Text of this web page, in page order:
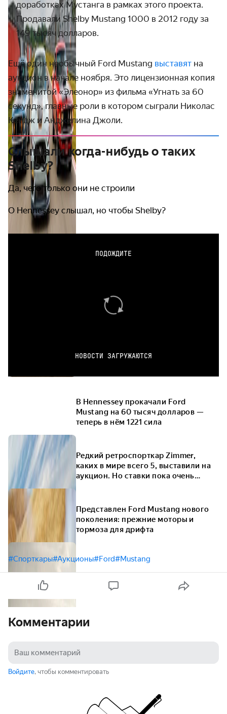
доработках Мустанга в рамках этого проекта.
Продавали Shelby Mustang 1000 в 2012 году за
149 тысяч долларов.
Ещё один необычный Ford Mustang выставят на
аукцион в начале ноября. Это лицензионная копия
знаменитой «Элеонор» из фильма «Угнать за 60
секунд», главные роли в котором сыграли Николас
Кейдж и Анджелина Джоли.
Слышали когда-нибудь о таких
Shelby?
Да, чего только они не строили
О Hennessey слышал, но чтобы Shelby?
ПОДОЖДИТЕ
НОВОСТИ ЗАГРУЖАЮТСЯ
В Hennessey прокачали Ford
Mustang на 60 тысяч долларов —
теперь в нём 1221 сила
Редкий ретроспорткар Zimmer,
каких в мире всего 5, выставили на
аукцион. Но ставки пока очень
Представлен Ford Mustang нового
поколения: прежние моторы и
тормоза для дрифта
#Спорткары#Аукционы#Ford#Mustang
Комментарии
Войдите, чтобы комментировать